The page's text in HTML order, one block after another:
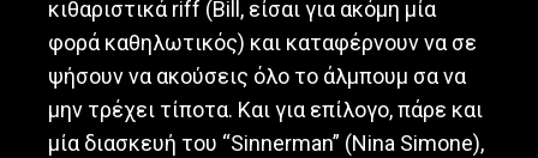
κιθαριστικά riff (Bill, είσαι για ακόμη μία
φορά καθηλωτικός) και καταφέρνουν να σε
ψήσουν να ακούσεις όλο το άλμπουμ σα να
μην τρέχει τίποτα. Και για επίλογο, πάρε και
μία διασκευή του “Sinnerman” (Nina Simone),